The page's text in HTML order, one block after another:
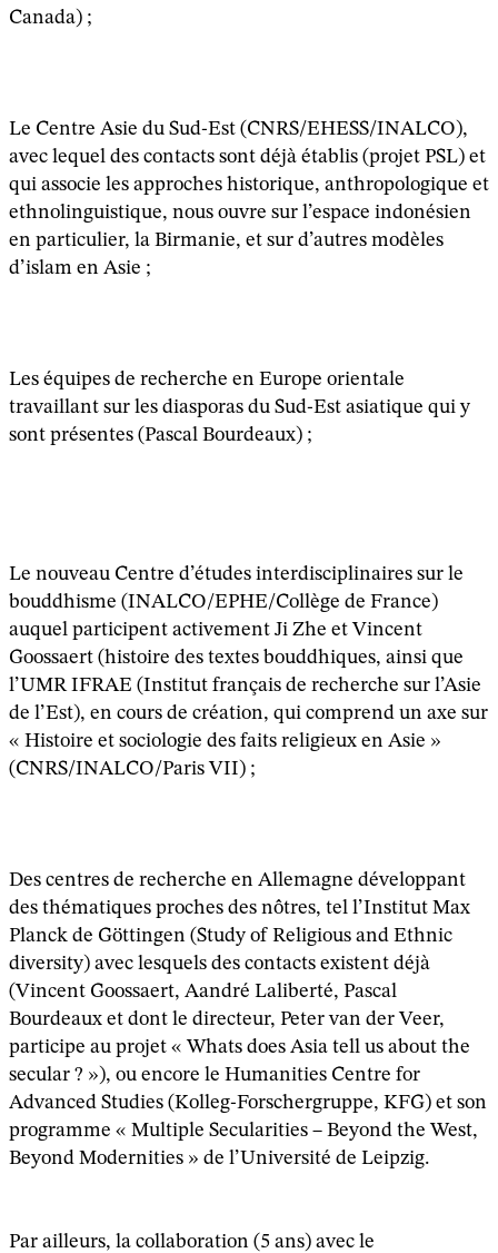
Canada) ;
Le Centre Asie du Sud-Est (CNRS/EHESS/INALCO),
avec lequel des contacts sont déjà établis (projet PSL) et
qui associe les approches historique, anthropologique et
ethnolinguistique, nous ouvre sur l’espace indonésien
en particulier, la Birmanie, et sur d’autres modèles
d’islam en Asie ;
Les équipes de recherche en Europe orientale
travaillant sur les diasporas du Sud-Est asiatique qui y
sont présentes (Pascal Bourdeaux) ;
Le nouveau Centre d’études interdisciplinaires sur le
bouddhisme (INALCO/EPHE/Collège de France)
auquel participent activement Ji Zhe et Vincent
Goossaert (histoire des textes bouddhiques, ainsi que
l’UMR IFRAE (Institut français de recherche sur l’Asie
de l’Est), en cours de création, qui comprend un axe sur
« Histoire et sociologie des faits religieux en Asie »
(CNRS/INALCO/Paris VII) ;
Des centres de recherche en Allemagne développant
des thématiques proches des nôtres, tel l’Institut Max
Planck de Göttingen (Study of Religious and Ethnic
diversity) avec lesquels des contacts existent déjà
(Vincent Goossaert, Aandré Laliberté, Pascal
Bourdeaux et dont le directeur, Peter van der Veer,
participe au projet « Whats does Asia tell us about the
secular ? »), ou encore le Humanities Centre for
Advanced Studies (Kolleg-Forschergruppe, KFG) et son
programme « Multiple Secularities – Beyond the West,
Beyond Modernities » de l’Université de Leipzig.
Par ailleurs, la collaboration (5 ans) avec le